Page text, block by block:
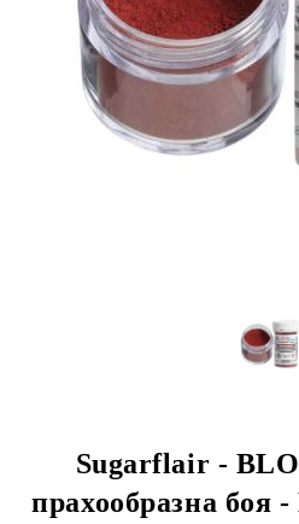
Sugarflair -
прахообразна